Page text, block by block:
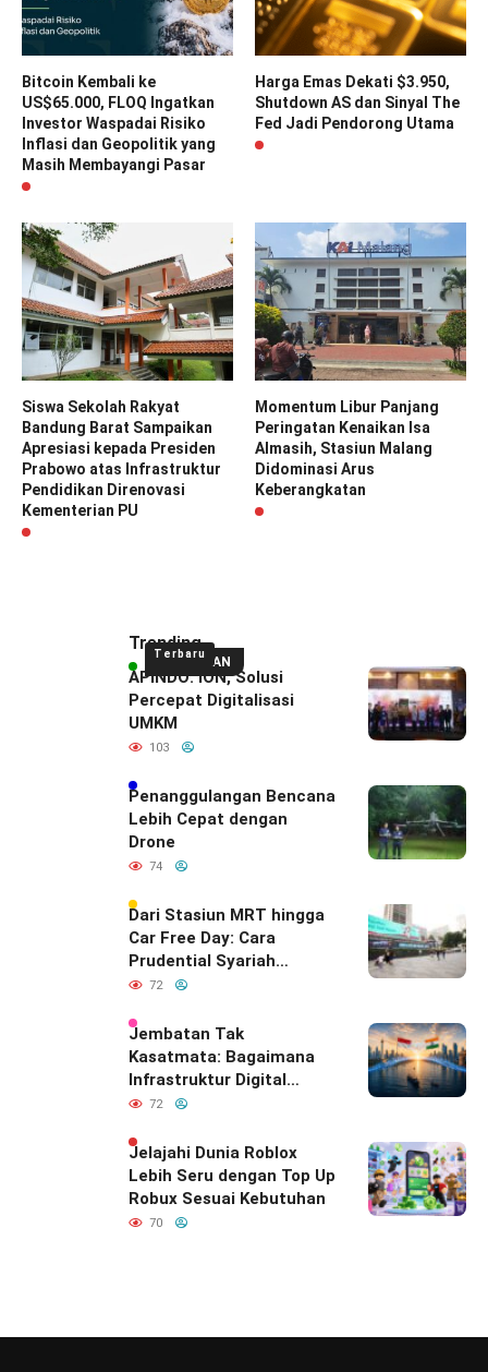
Bitcoin Kembali ke
US$65.000, FLOQ Ingatkan
Investor Waspadai Risiko
Inflasi dan Geopolitik yang
Masih Membayangi Pasar
Harga Emas Dekati $3.950,
Shutdown AS dan Sinyal The
Fed Jadi Pendorong Utama
Siswa Sekolah Rakyat
Bandung Barat Sampaikan
Apresiasi kepada Presiden
Prabowo atas Infrastruktur
Pendidikan Direnovasi
Kementerian PU
Momentum Libur Panjang
Peringatan Kenaikan Isa
Almasih, Stasiun Malang
Didominasi Arus
Keberangkatan
UNGGULAN
Terbaru
Trending
APINDO: ION, Solusi
Percepat Digitalisasi
UMKM
103
Penanggulangan Bencana
Lebih Cepat dengan
Drone
74
Dari Stasiun MRT hingga
Car Free Day: Cara
Prudential Syariah
Merayakan yang Nomor
Indonesia
72
Jembatan Tak
Kasatmata: Bagaimana
Infrastruktur Digital
Diam-Diam
Hubungan Indonesia–
India
72
Jelajahi Dunia Roblox
Lebih Seru dengan Top Up
Robux Sesuai Kebutuhan
70